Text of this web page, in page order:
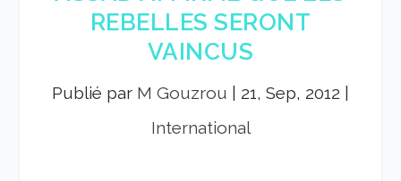
REBELLES SERONT
VAINCUS
Publié par M Gouzrou 21, Sep, 2012
International